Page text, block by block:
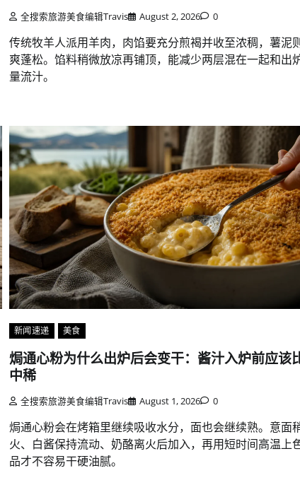
全搜索旅游美食编辑Travis August 2, 2026 0
传统牧羊人派用羊肉，肉馅要充分煎褐并收至浓稠，薯泥
爽蓬松。馅料稍微放凉再铺顶，能减少两层混在一起和出
量流汁。
新闻速递 美食
焗通心粉为什么出炉后会变干：酱汁入炉前应该
中稀
全搜索旅游美食编辑Travis August 1, 2026 0
焗通心粉会在烤箱里继续吸收水分，面也会继续熟。意面
火、白酱保持流动、奶酪离火后加入，再用短时间高温上
品才不容易干硬油腻。